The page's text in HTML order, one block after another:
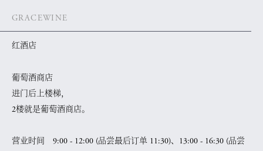
GRACEWINE
红酒店
葡萄酒商店
进门后上楼梯，
2楼就是葡萄酒商店。
营业时间 9:00 - 12:00 (品尝最后订单 11:30)、13:00 - 16:30 (品尝